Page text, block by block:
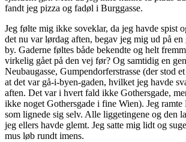
fandt jeg pizza og fadøl i Burggasse.
Jeg følte mig ikke soveklar, da jeg havde spist
det nu var lørdag aften, begav jeg mig ud på
by. Gaderne føltes både bekendte og helt
virkelig gået på den vej før? Og samtidig en
Neubaugasse, Gumpendorferstrasse (der stod
at det var gå-i-byen-gaden, hvilket jeg havde
aften. Det var i hvert fald ikke Gothersgade,
ikke noget Gothersgade i fine Wien). Jeg ramte
som lignede sig selv. Alle liggetingene og den
jeg ellers havde glemt. Jeg satte mig lidt og
mus løb rundt imens.